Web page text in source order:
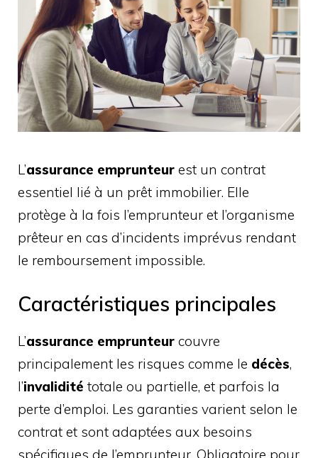
L’assurance emprunteur est un contrat
essentiel lié à un prêt immobilier. Elle
protège à la fois l’emprunteur et l’organisme
prêteur en cas d’incidents imprévus rendant
le remboursement impossible.
Caractéristiques principales
L’assurance emprunteur couvre
principalement les risques comme le décès,
l’invalidité totale ou partielle, et parfois la
perte d’emploi. Les garanties varient selon le
contrat et sont adaptées aux besoins
spécifiques de l’emprunteur. Obligatoire pour